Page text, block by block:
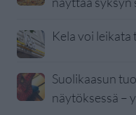
Kela voi
Suolikaasun
näytöksessä –